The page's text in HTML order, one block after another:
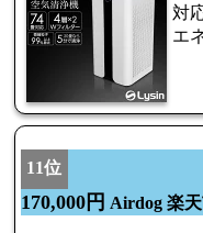
対
エ
11位
170,000円 Airdog 楽